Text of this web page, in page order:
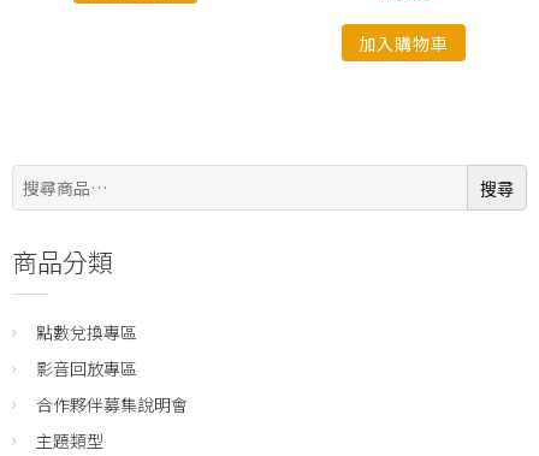
加入購物車
搜
尋:
搜尋
商品分類
點數兌換專區
影音回放專區
合作夥伴募集說明會
主題類型